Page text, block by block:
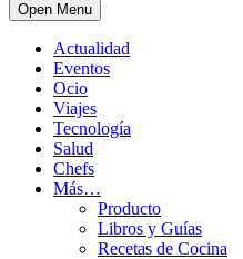
Open Menu
Actualidad
Eventos
Ocio
Viajes
Tecnología
Salud
Chefs
Más…
Producto
Libros y Guías
Recetas de Cocina